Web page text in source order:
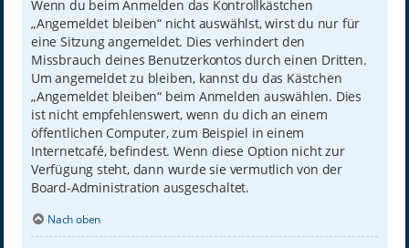
Wenn du beim Anmelden das Kontrollkästchen
„Angemeldet bleiben“ nicht auswählst, wirst du nur für
eine Sitzung angemeldet. Dies verhindert den
Missbrauch deines Benutzerkontos durch einen Dritten.
Um angemeldet zu bleiben, kannst du das Kästchen
„Angemeldet bleiben“ beim Anmelden auswählen. Dies
ist nicht empfehlenswert, wenn du dich an einem
öffentlichen Computer, zum Beispiel in einem
Internetcafé, befindest. Wenn diese Option nicht zur
Verfügung steht, dann wurde sie vermutlich von der
Board-Administration ausgeschaltet.
Nach oben